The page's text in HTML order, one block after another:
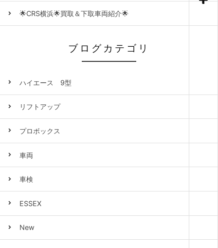
🌟CRS横浜🌟買取＆下取車両紹介🌟
ブログカテゴリ
ハイエース 9型
リフトアップ
プロボックス
車両
車検
ESSEX
New